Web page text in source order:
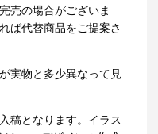
売の場合がございま
ば代替商品をご提案さ
実物と多少異なって見
稿となります。イラス